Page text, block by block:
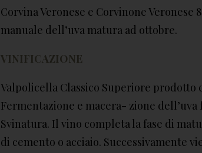
Corvina Veronese e Corvinone Veronese
manuale dell’uva matura ad ottobre.
VINIFICAZIONE
Valpolicella Classico Superiore prodotto
Fermentazione e macera- zione
Svinatura. Il vino completa la fase di
di cemento o acciaio. Successivamente